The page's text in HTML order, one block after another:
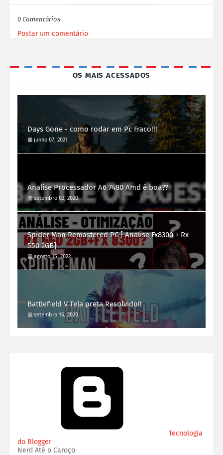
0 Comentários
Postar um comentário
OS MAIS ACESSADOS
Days Gone - como rodar em Pc Fraco!!!
junho 07, 2021
Analise Processador A6 7480 Amd é boa??
setembro 02, 2020
Spider Man Remastered PC [ Analise Fx8300 + Rx
550 2GB]
agosto 15, 2022
Battlefield V Tela preta Resolvido!!
setembro 16, 2020
Tecnologia
do Blogger
Nerd Até o Caroço